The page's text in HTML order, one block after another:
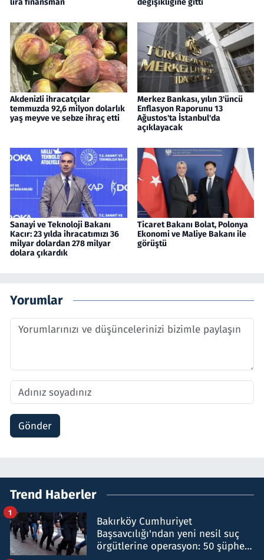
lira finansman değişikliğine gitti
Akdenizli ihracatçılar
temmuzda 92,6 milyon dolarlık
yaş meyve ve sebze ihraç etti
Merkez Bankası, yılın 3'üncü
Enflasyon Raporunu 13
Ağustos'ta İstanbul'da
açıklayacak
Sanayi ve Teknoloji Bakanı
Kacır: 23 yılda ihracatımızı 36
milyar dolardan 278 milyar
dolara çıkardık
Ticaret Bakanı Bolat, Polonya
Ekonomi ve Maliye Bakanı ile
görüştü
Yorumlar
Gönder
Trend Haberler
Bakırköy Cumhuriyet
Başsavcılığı'ndan yeni nesil suç
örgütlerine operasyon: 50 şüpheli
1